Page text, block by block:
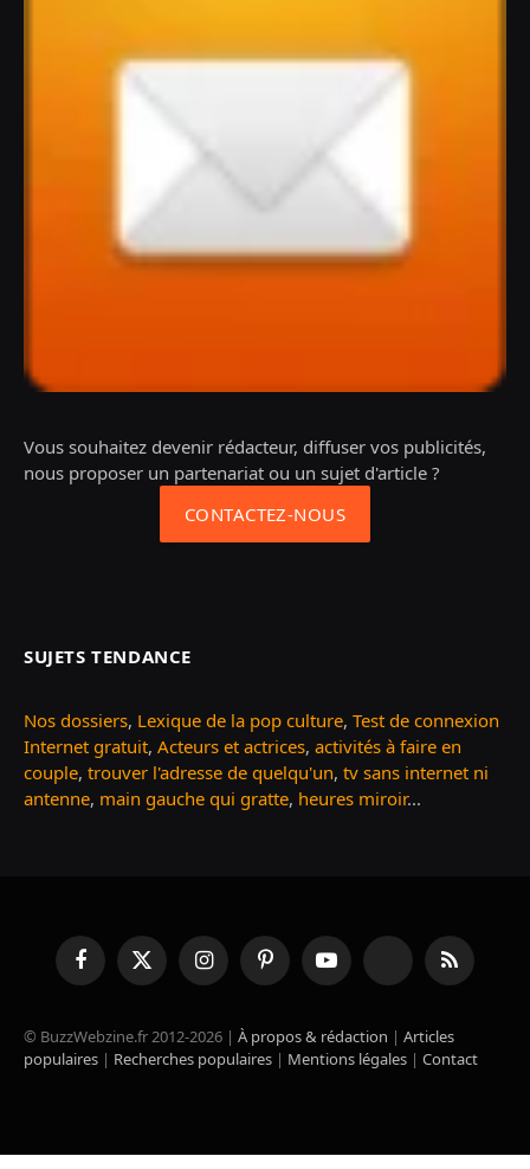
Vous souhaitez devenir rédacteur, diffuser vos publicités,
nous proposer un partenariat ou un sujet d'article ?
CONTACTEZ-NOUS
SUJETS TENDANCE
Nos dossiers, Lexique de la pop culture, Test de connexion
Internet gratuit, Acteurs et actrices, activités à faire en
couple, trouver l'adresse de quelqu'un, tv sans internet ni
antenne, main gauche qui gratte, heures miroir...
FacebookX
(Twitter)
InstagramPinterestYouTube TikTok RSS
© BuzzWebzine.fr 2012-2026 | À propos & rédaction | Articles
populaires | Recherches populaires | Mentions légales | Contact